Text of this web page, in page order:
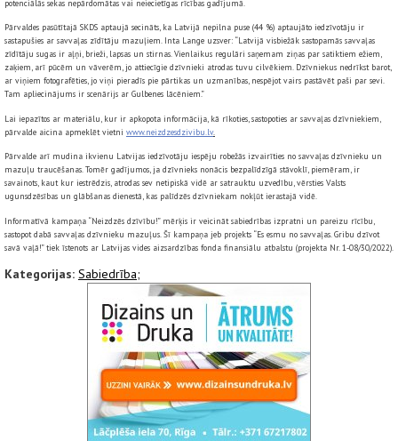
potenciālās sekas nepārdomātas vai neiecietīgas rīcības gadījumā.
Pārvaldes pasūtītajā SKDS aptaujā secināts, ka Latvijā nepilna puse (44 %) aptaujāto iedzīvotāju ir
sastapušies ar savvaļas zīdītāju mazuļiem. Inta Lange uzsver: “Latvijā visbiežāk sastopamās savvaļas
zīdītāju sugas ir aļņi, brieži, lapsas un stirnas. Vienlaikus regulāri saņemam ziņas par satiktiem ežiem,
zaķiem, arī pūcēm un vāverēm, jo attiecīgie dzīvnieki atrodas tuvu cilvēkiem. Dzīvniekus nedrīkst barot,
ar viņiem fotografēties, jo viņi pieradīs pie pārtikas un uzmanības, nespējot vairs pastāvēt paši par sevi.
Tam apliecinājums ir scenārijs ar Gulbenes lācēniem.”
Lai iepazītos ar materiālu, kur ir apkopota informācija, kā rīkoties, sastopoties ar savvaļas dzīvniekiem,
pārvalde aicina apmeklēt vietni www.neizdzesdzivibu.lv.
Pārvalde arī mudina ikvienu Latvijas iedzīvotāju iespēju robežās izvairīties no savvaļas dzīvnieku un
mazuļu traucēšanas. Tomēr gadījumos, ja dzīvnieks nonācis bezpalīdzīgā stāvoklī, piemēram, ir
savainots, kaut kur iestrēdzis, atrodas sev netipiskā vidē ar satrauktu uzvedību, vērsties Valsts
ugunsdzēsības un glābšanas dienestā, kas palīdzēs dzīvniekam nokļūt ierastajā vidē.
Informatīvā kampaņa “Neizdzēs dzīvību!” mērķis ir veicināt sabiedrības izpratni un pareizu rīcību,
sastopot dabā savvaļas dzīvnieku mazuļus. Šī kampaņa jeb projekts “Es esmu no savvaļas. Gribu dzīvot
savā vaļā!” tiek īstenots ar Latvijas vides aizsardzības fonda finansiālu atbalstu (projekta Nr. 1-08/30/2022).
Kategorijas: Sabiedrība;